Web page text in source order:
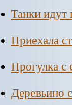
Танки идут
Приехала
Прогулка с
Деревьино